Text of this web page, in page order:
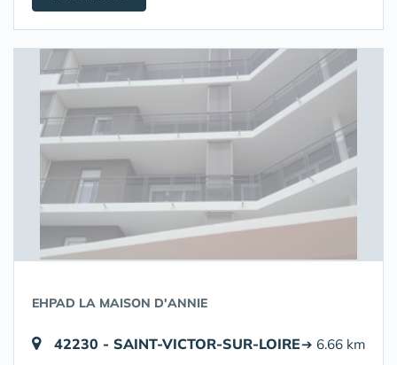
EHPAD LA MAISON D'ANNIE
42230 - SAINT-VICTOR-SUR-LOIRE➔ 6.66 km